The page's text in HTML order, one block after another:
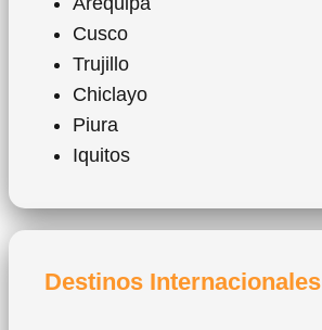
Cusco
Trujillo
Chiclayo
Piura
Iquitos
Destinos Internacionales